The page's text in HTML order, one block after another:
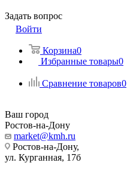
Задать вопрос
Войти
Корзина0
Избранные товары0
Сравнение товаров0
Ваш город
Ростов-на-Дону
market@kmh.ru
Ростов-на-Дону,
ул. Курганная, 17б